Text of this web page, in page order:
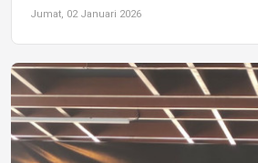
Jumat, 02 Januari 2026